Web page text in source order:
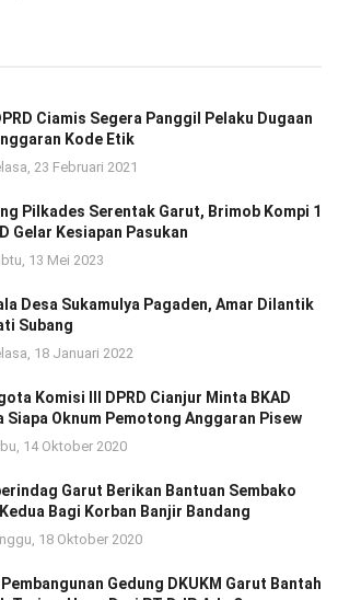
Ciamis Segera Panggil Pelaku Dugaan
Kode Etik
23 Februari 2021
Pilkades Serentak Garut, Brimob Kompi 1
Gelar Kesiapan Pasukan
13 Mei 2023
Desa Sukamulya Pagaden, Amar Dilantik
Subang
18 Januari 2022
Komisi III DPRD Cianjur Minta BKAD
Siapa Oknum Pemotong Anggaran Pisew
14 Oktober 2020
Garut Berikan Bantuan Sembako
Bagi Korban Banjir Bandang
18 Oktober 2020
Pembangunan Gedung DKUKM Garut Bantah